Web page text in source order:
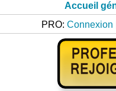
Accueil
PRO: Connexion